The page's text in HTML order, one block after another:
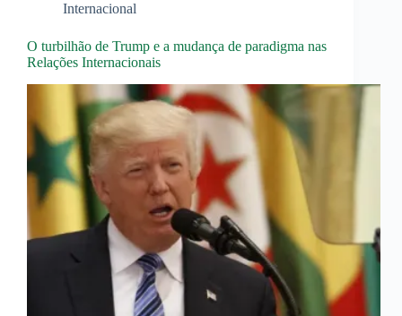
Internacional
O turbilhão de Trump e a mudança de paradigma nas
Relações Internacionais